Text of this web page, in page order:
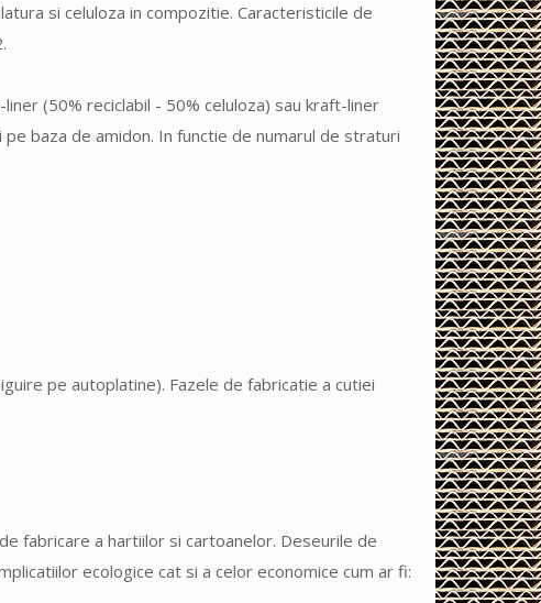
si celuloza in compozitie. Caracteristicile de
(50% reciclabil - 50% celuloza) sau kraft-liner
baza de amidon. In functie de numarul de straturi
pe autoplatine). Fazele de fabricatie a cutiei
fabricare a hartiilor si cartoanelor. Deseurile de
ecologice cat si a celor economice cum ar fi: